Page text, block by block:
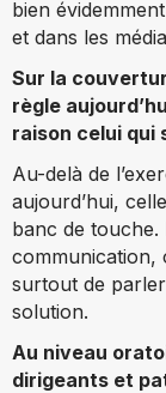
bien
et dans les
Sur la
règle
raison celui qui
Au-delà de
aujourd’hui,
banc de touche.
communication,
surtout de
solution.
Au niveau
dirigeants et